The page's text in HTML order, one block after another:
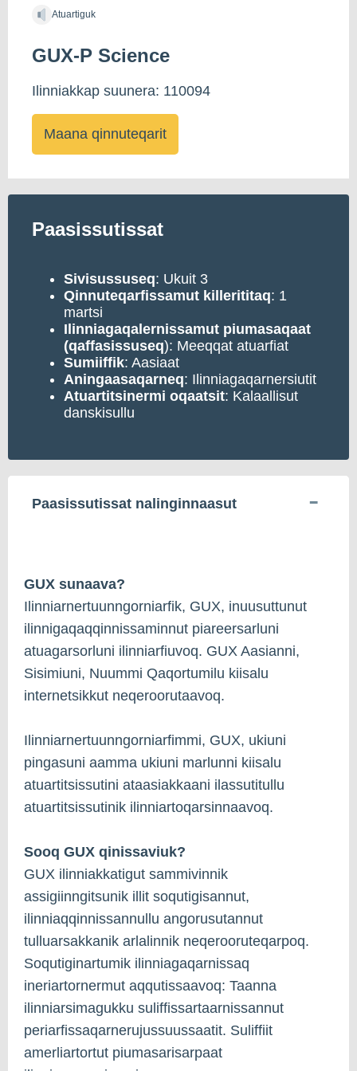
Atuartiguk
GUX-P Science
Ilinniakkap suunera: 110094
Maana qinnuteqarit
Paasissutissat
Sivisussuseq: Ukuit 3
Qinnuteqarfissamut killerititaq: 1
martsi
Ilinniagaqalernissamut piumasaqaat
(qaffasissuseq): Meeqqat atuarfiat
Sumiiffik: Aasiaat
Aningaasaqarneq: Ilinniagaqarnersiutit
Atuartitsinermi oqaatsit: Kalaallisut
danskisullu
Paasissutissat nalinginnaasut
GUX sunaava?
Ilinniarnertuunngorniarfik, GUX, inuusuttunut
ilinnigaqaqqinnissaminnut piareersarluni
atuagarsorluni ilinniarfiuvoq. GUX Aasianni,
Sisimiuni, Nuummi Qaqortumilu kiisalu
internetsikkut neqeroorutaavoq.
Ilinniarnertuunngorniarfimmi, GUX, ukiuni
pingasuni aamma ukiuni marlunni kiisalu
atuartitsissutini ataasiakkaani ilassutitullu
atuartitsissutinik ilinniartoqarsinnaavoq.
Sooq GUX qinissaviuk?
GUX ilinniakkatigut sammivinnik
assigiinngitsunik illit soqutigisannut,
ilinniaqqinnissannullu angorusutannut
tulluarsakkanik arlalinnik neqerooruteqarpoq.
Soqutiginartumik ilinniagaqarnissaq
ineriartornermut aqqutissaavoq: Taanna
ilinniarsimagukku suliffissartaarnissannut
periarfissaqarnerujussuussaatit. Suliffiit
amerliartortut piumasarisarpaat